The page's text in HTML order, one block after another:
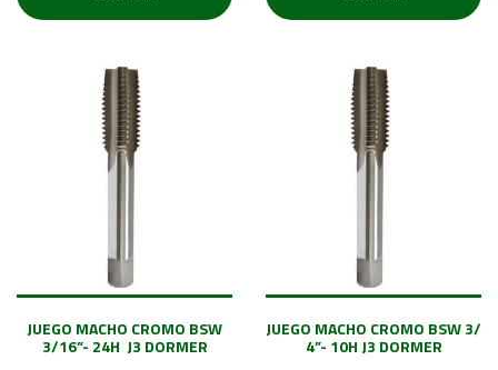
JUEGO MACHO CROMO BSW
3/16”- 24H J3 DORMER
JUEGO MACHO CROMO BSW 3/
4”- 10H J3 DORMER